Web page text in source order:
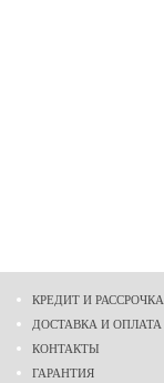
КРЕДИТ И РАССРОЧКА
ДОСТАВКА И ОПЛАТА
КОНТАКТЫ
ГАРАНТИЯ